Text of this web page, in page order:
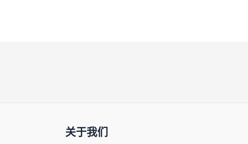
关于我们